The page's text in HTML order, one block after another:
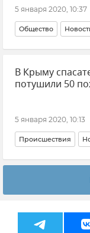
5 января 2020, 10:37
Общество
В Крыму
потушили 50
5 января 2020, 10:13
Происшествия